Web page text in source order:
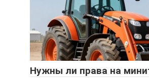
Нужны ли права на